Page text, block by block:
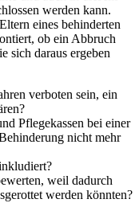
werden kann.
eines behinderten
ob ein Abbruch
sich daraus ergeben
verboten sein, ein
Pflegekassen bei einer
nicht mehr
weil dadurch
werden könnten?